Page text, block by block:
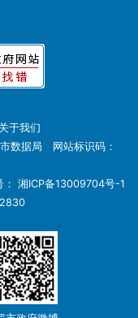
关于我们
数据局 网站标识码：
： 湘ICP备13009704号-1